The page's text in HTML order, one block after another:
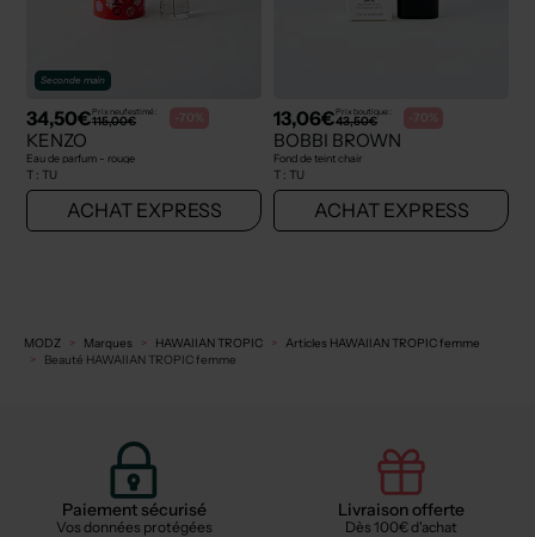
Seconde main
34,50€Prix neuf estimé :
115,00€ -70%
KENZO
Eau de parfum - rouge
T : TU
ACHAT EXPRESS
13,06€Prix boutique :
43,50€ -70%
BOBBI BROWN
Fond de teint chair
T : TU
ACHAT EXPRESS
MODZ Marques HAWAIIAN TROPIC
Articles HAWAIIAN TROPIC femme
Beauté HAWAIIAN TROPIC femme
Paiement sécurisé
Vos données protégées
Livraison offerte
Dès 100€ d'achat